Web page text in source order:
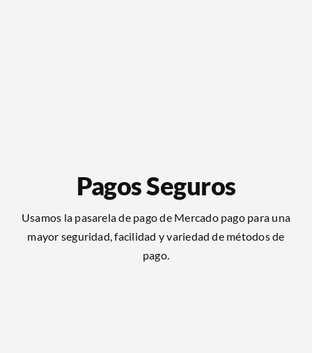
Pagos Seguros
Usamos la pasarela de pago de Mercado pago para una
mayor seguridad, facilidad y variedad de métodos de
pago.